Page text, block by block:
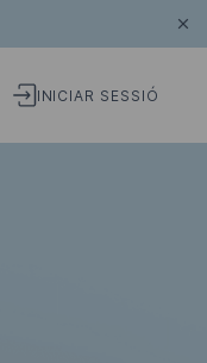
INICIAR SESSIÓ